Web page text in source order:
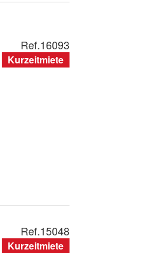
Ref.16093
Kurzeitmiete
Ref.15048
Kurzeitmiete